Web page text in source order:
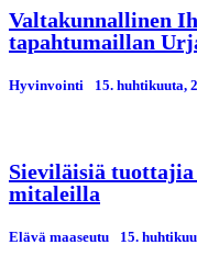
Valtakunnallinen
tapahtumaillan
Hyvinvointi 15. huhtikuuta,
Sieviläisiä
mitaleilla
Elävä maaseutu 15.